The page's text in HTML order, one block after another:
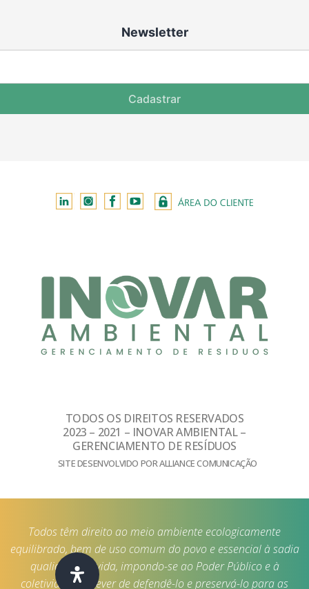
Newsletter
Cadastrar
TODOS OS DIREITOS RESERVADOS
2023 – 2021 – INOVAR AMBIENTAL –
GERENCIAMENTO DE RESÍDUOS
SITE DESENVOLVIDO POR ALLIANCE COMUNICAÇÃO
Todos têm direito ao meio ambiente ecologicamente
equilibrado, bem de uso comum do povo e essencial à sadia
qualidade de vida, impondo-se ao Poder Público e à
coletividade o dever de defendê-lo e preservá-lo para as